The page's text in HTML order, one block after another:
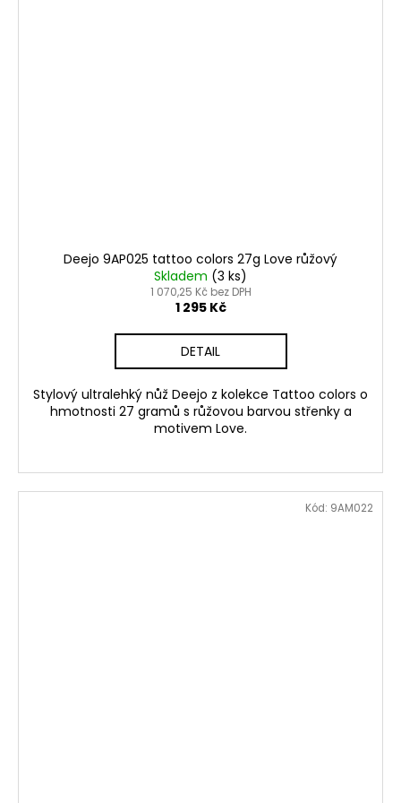
Deejo 9AP025 tattoo colors 27g Love růžový
Skladem (3 ks)
1 070,25 Kč bez DPH
1 295 Kč
DETAIL
Stylový ultralehký nůž Deejo z kolekce Tattoo colors o
hmotnosti 27 gramů s růžovou barvou střenky a
motivem Love.
Kód: 9AM022